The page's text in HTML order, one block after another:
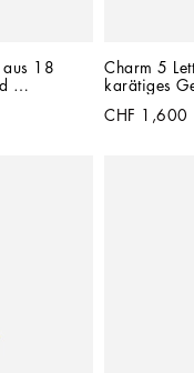
aus 18
Charm 5
karätiges
CHF 1,600